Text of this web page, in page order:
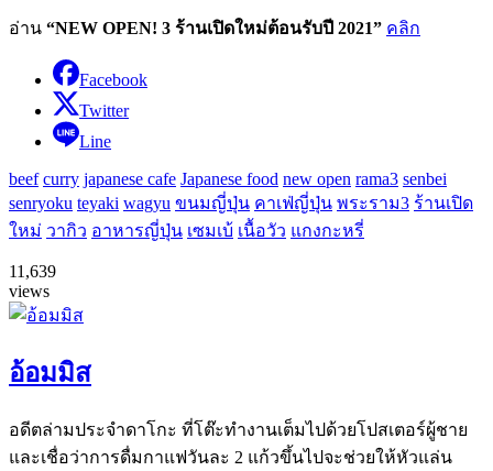
อ่าน “NEW OPEN! 3 ร้านเปิดใหม่ต้อนรับปี 2021” คลิก
Facebook
Twitter
Line
beef curry japanese cafe Japanese food new open rama3 senbei
senryoku teyaki wagyu ขนมญี่ปุ่น คาเฟ่ญี่ปุ่น พระราม3 ร้านเปิด
ใหม่ วากิว อาหารญี่ปุ่น เซมเบ้ เนื้อวัว แกงกะหรี่
11,639
views
อ้อมมิส
อดีตล่ามประจำดาโกะ ที่โต๊ะทำงานเต็มไปด้วยโปสเตอร์ผู้ชาย
และเชื่อว่าการดื่มกาแฟวันละ 2 แก้วขึ้นไปจะช่วยให้หัวแล่น